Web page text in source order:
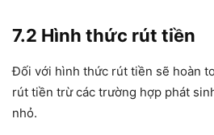
7.2 Hình thức rút tiền
Đối với hình thức rút tiền sẽ hoàn
rút tiền trừ các trường hợp phát
nhỏ.